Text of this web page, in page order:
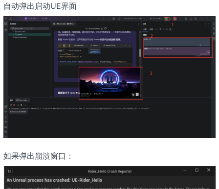
自动弹出启动UE界面
如果弹出崩溃窗口：